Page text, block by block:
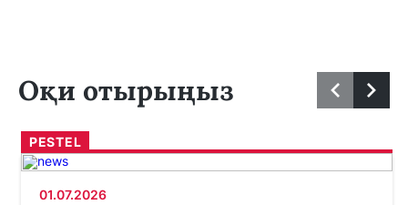
Оқи отырыңыз
PESTEL
01.07.2026